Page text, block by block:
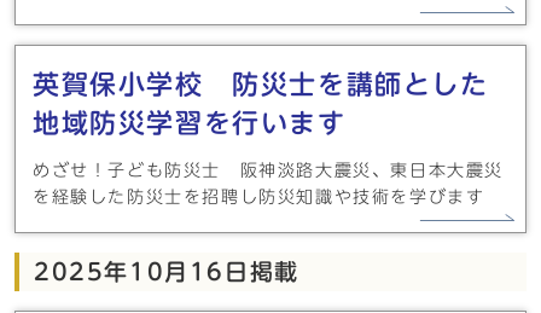
英賀保小学校 防災士を講師とした
地域防災学習を行います
めざせ！子ども防災士 阪神淡路大震災、東日本大震災
を経験した防災士を招聘し防災知識や技術を学びます
2025年10月16日掲載